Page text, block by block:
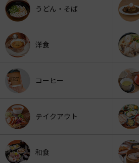
うどん・そば
洋食
コーヒー
テイクアウト
和食